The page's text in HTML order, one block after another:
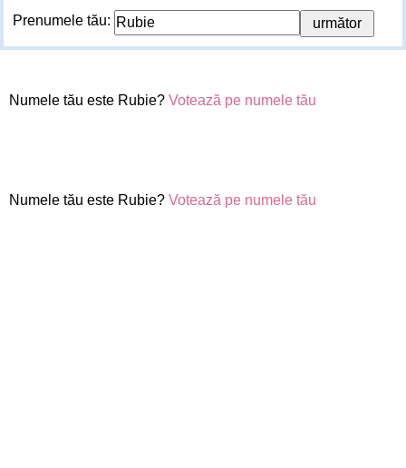
Prenumele tău:
Numele tău este Rubie? Votează pe numele tău
Numele tău este Rubie? Votează pe numele tău